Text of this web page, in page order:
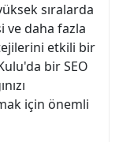
sıralarda
ve daha fazla
etkili bir
bir SEO
için önemli